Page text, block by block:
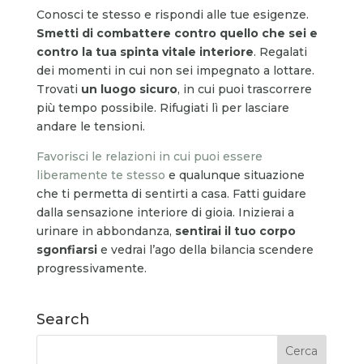
Conosci te stesso e rispondi alle tue esigenze.
Smetti di combattere contro quello che sei e
contro la tua spinta vitale interiore. Regalati
dei momenti in cui non sei impegnato a lottare.
Trovati un luogo sicuro, in cui puoi trascorrere
più tempo possibile. Rifugiati lì per lasciare
andare le tensioni.
Favorisci le relazioni in cui puoi essere
liberamente te stesso e qualunque situazione
che ti permetta di sentirti a casa. Fatti guidare
dalla sensazione interiore di gioia. Inizierai a
urinare in abbondanza, sentirai il tuo corpo
sgonfiarsie vedrai l’ago della bilancia scendere
progressivamente.
Search